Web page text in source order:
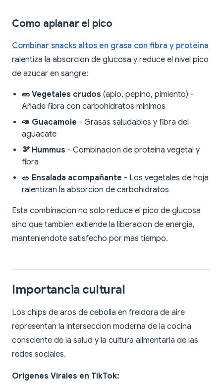
Como aplanar el pico
Combinar snacks altos en grasa con fibra y proteina
ralentiza la absorcion de glucosa y reduce el nivel pico
de azucar en sangre:
🥒 Vegetales crudos (apio, pepino, pimiento) -
Añade fibra con carbohidratos minimos
🥑 Guacamole - Grasas saludables y fibra del
aguacate
🫘 Hummus - Combinacion de proteina vegetal y
fibra
🥗 Ensalada acompañante - Los vegetales de hoja
ralentizan la absorcion de carbohidratos
Esta combinacion no solo reduce el pico de glucosa
sino que tambien extiende la liberacion de energia,
manteniendote satisfecho por mas tiempo.
Importancia cultural
Los chips de aros de cebolla en freidora de aire
representan la interseccion moderna de la cocina
consciente de la salud y la cultura alimentaria de las
redes sociales.
Origenes Virales en TikTok: